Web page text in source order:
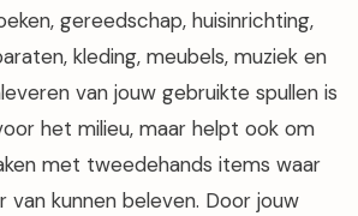
gereedschap, huisinrichting,
kleding, meubels, muziek en
van jouw gebruikte spullen is
het milieu, maar helpt ook om
met tweedehands items waar
van kunnen beleven. Door jouw